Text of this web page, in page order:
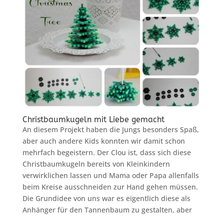
Christbaumkugeln mit Liebe gemacht
An diesem Projekt haben die Jungs besonders Spaß,
aber auch andere Kids konnten wir damit schon
mehrfach begeistern. Der Clou ist, dass sich diese
Christbaumkugeln bereits von Kleinkindern
verwirklichen lassen und Mama oder Papa allenfalls
beim Kreise ausschneiden zur Hand gehen müssen.
Die Grundidee von uns war es eigentlich diese als
Anhänger für den Tannenbaum zu gestalten, aber